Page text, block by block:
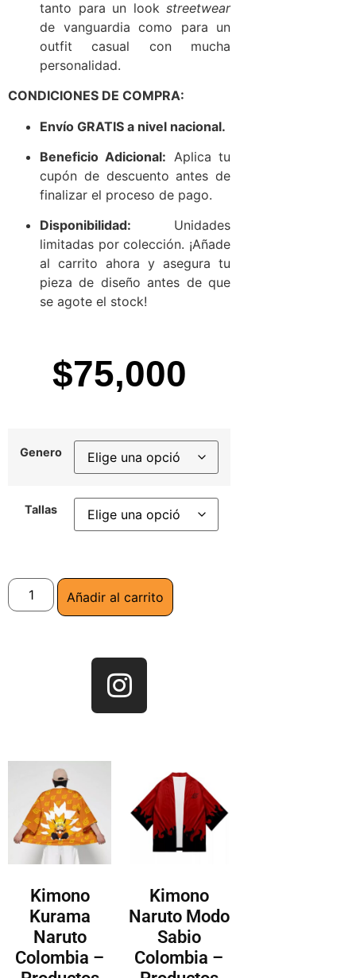
tanto para un look streetwear
de vanguardia como para un
outfit casual con mucha
personalidad.
CONDICIONES DE COMPRA:
Envío GRATIS a nivel nacional.
Beneficio Adicional: Aplica tu
cupón de descuento antes de
finalizar el proceso de pago.
Disponibilidad: Unidades
limitadas por colección. ¡Añade
al carrito ahora y asegura tu
pieza de diseño antes de que
se agote el stock!
$75,000
Genero
Tallas
Añadir al carrito
Kimono
Kurama
Naruto
Colombia –
Kimono
Naruto Modo
Sabio
Colombia –